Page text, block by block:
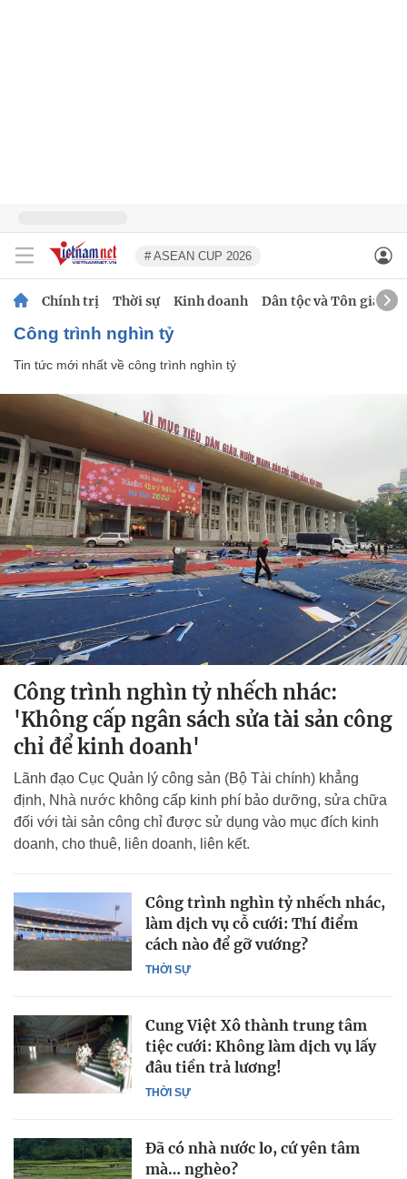
# ASEAN CUP 2026
Chính trị Thời sự Kinh doanh Dân tộc và Tôn giáo
công trình nghìn tỷ
Tin tức mới nhất về công trình nghìn tỷ
Công trình nghìn tỷ nhếch nhác:
'Không cấp ngân sách sửa tài sản công
chỉ để kinh doanh'
Lãnh đạo Cục Quản lý công sản (Bộ Tài chính) khẳng
định, Nhà nước không cấp kinh phí bảo dưỡng, sửa chữa
đối với tài sản công chỉ được sử dụng vào mục đích kinh
doanh, cho thuê, liên doanh, liên kết.
THỜI SỰ
Công trình nghìn tỷ nhếch nhác,
làm dịch vụ cỗ cưới: Thí điểm
cách nào để gỡ vướng?
THỜI SỰ
Cung Việt Xô thành trung tâm
tiệc cưới: Không làm dịch vụ lấy
đâu tiền trả lương!
Đã có nhà nước lo, cứ yên tâm
mà… nghèo?